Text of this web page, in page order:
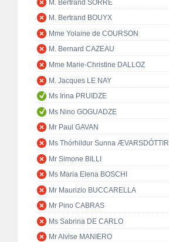
M. Bertrand SORRE
M. Bertrand BOUYX
Mme Yolaine de COURSON
M. Bernard CAZEAU
Mme Marie-Christine DALLOZ
M. Jacques LE NAY
Ms Irina PRUIDZE
Ms Nino GOGUADZE
Mr Paul GAVAN
Ms Thórhildur Sunna ÆVARSDÓTTIR
Mr Simone BILLI
Ms Maria Elena BOSCHI
Mr Maurizio BUCCARELLA
Mr Pino CABRAS
Ms Sabrina DE CARLO
Mr Alvise MANIERO